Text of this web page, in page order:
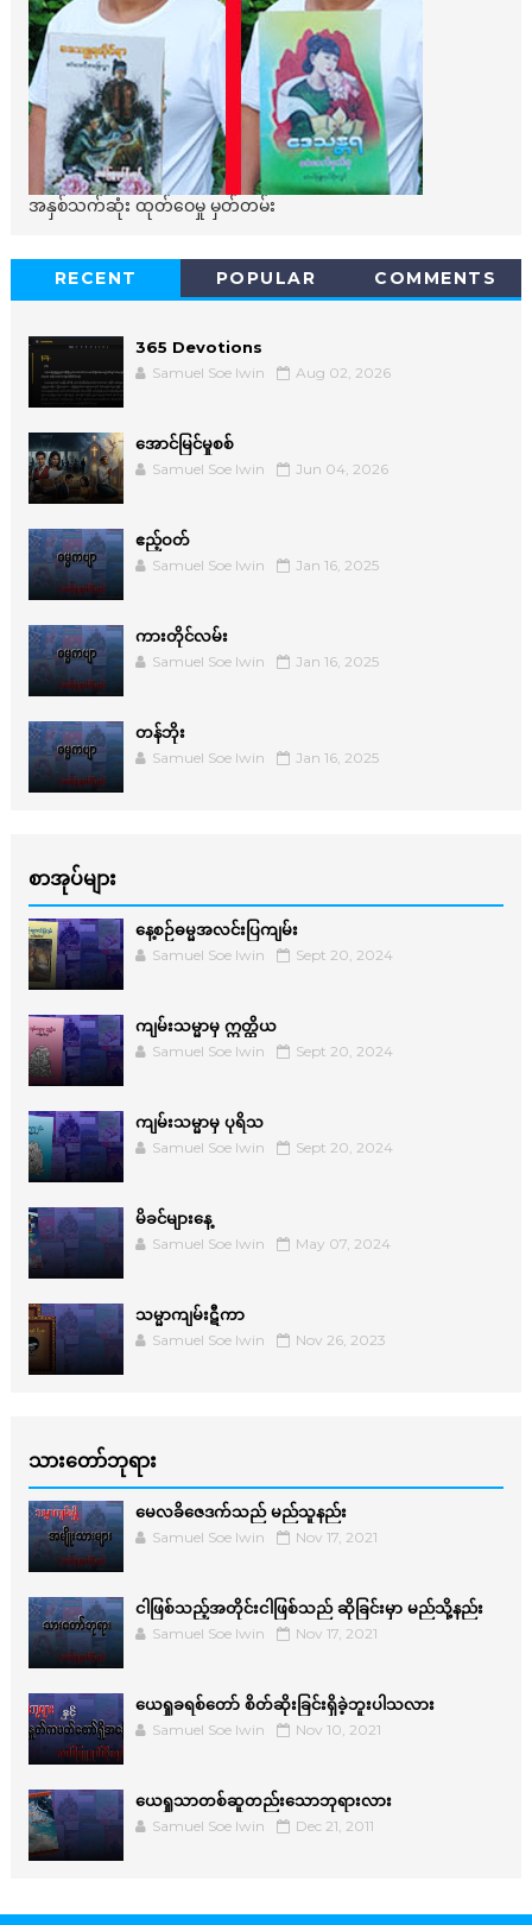
အနှစ်သက်ဆုံး ထုတ်ဝေမှု မှတ်တမ်း
RECENT POPULAR COMMENTS
365 Devotions
Samuel Soe lwin Aug 02, 2026
အောင်မြင်မှုစစ်
Samuel Soe lwin Jun 04, 2026
ဧည့်ဝတ်
Samuel Soe lwin Jan 16, 2025
ကားတိုင်လမ်း
Samuel Soe lwin Jan 16, 2025
တန်ဘိုး
Samuel Soe lwin Jan 16, 2025
စာအုပ်များ
နေ့စဉ်ဓမ္မအလင်းပြကျမ်း
Samuel Soe lwin Sept 20, 2024
ကျမ်းသမ္မာမှ ဣတ္ထိယ
Samuel Soe lwin Sept 20, 2024
ကျမ်းသမ္မာမှ ပုရိသ
Samuel Soe lwin Sept 20, 2024
မိခင်များနေ့
Samuel Soe lwin May 07, 2024
သမ္မာကျမ်းဋီကာ
Samuel Soe lwin Nov 26, 2023
သားတော်ဘုရား
မေလခိဇေဒက်သည် မည်သူနည်း
Samuel Soe lwin Nov 17, 2021
ငါဖြစ်သည့်အတိုင်းငါဖြစ်သည် ဆိုခြင်းမှာ မည်သို့နည်း
Samuel Soe lwin Nov 17, 2021
ယေရှုခရစ်တော် စိတ်ဆိုးခြင်းရှိခဲ့ဘူးပါသလား
Samuel Soe lwin Nov 10, 2021
ယေရှုသာတစ်ဆူတည်းသောဘုရားလား
Samuel Soe lwin Dec 21, 2011